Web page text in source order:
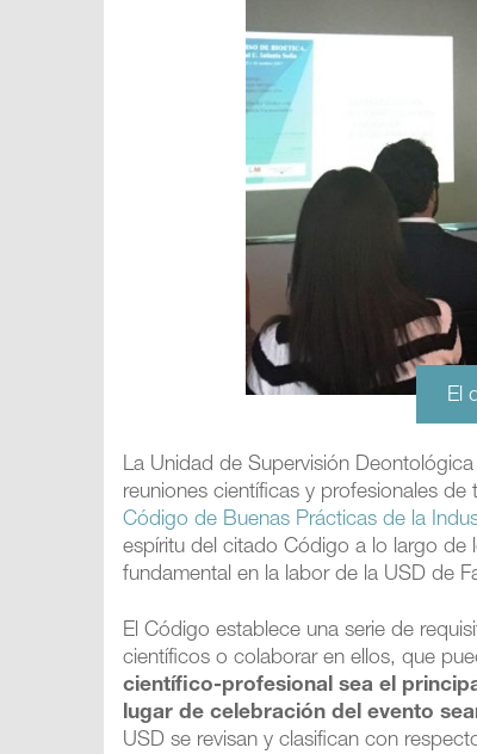
El
La Unidad de Supervisión
reuniones científicas y profesionales
Código de Buenas Prácticas de la
espíritu del citado Código a lo largo de
fundamental en la labor de la USD de
El Código establece una serie de
científicos o colaborar en ellos, que
científico-profesional sea el
lugar de celebración del evento
USD se revisan y clasifican con